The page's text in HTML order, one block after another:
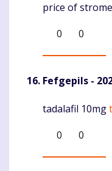
Komentaras
price of
0
0
Fefgepils -
Komentaras
tadalafil 10mg
0
0